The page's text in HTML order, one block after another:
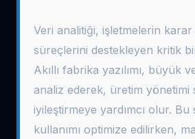
Veri analitiği, işletmelerin karar
süreçlerini destekleyen kritik
Akıllı fabrika yazılımı, büyük
analiz ederek, üretim yönetimi
iyileştirmeye yardımcı olur.
kullanımı optimize edilirken,